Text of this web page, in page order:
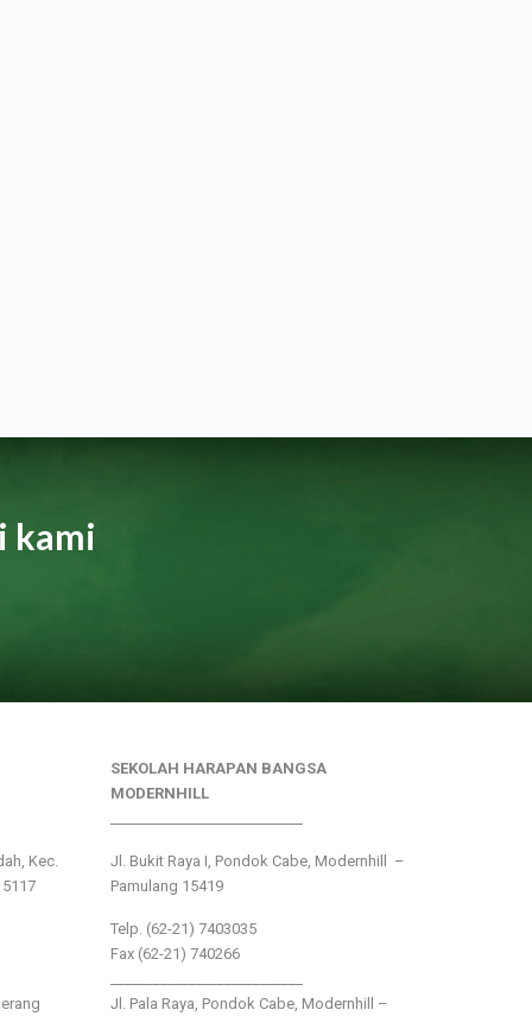
kami
Kec.
SEKOLAH HARAPAN BANGSA
MODERNHILL
Jl. Bukit Raya I, Pondok Cabe, Modernhill –
Pamulang 15419
Telp. (62-21) 7403035
Fax (62-21) 740266
Jl. Pala Raya, Pondok Cabe, Modernhill –